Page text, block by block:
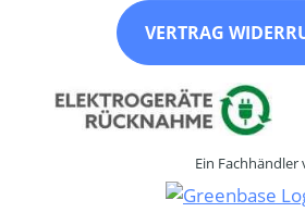
VERTRAG
Ein Fachhändler